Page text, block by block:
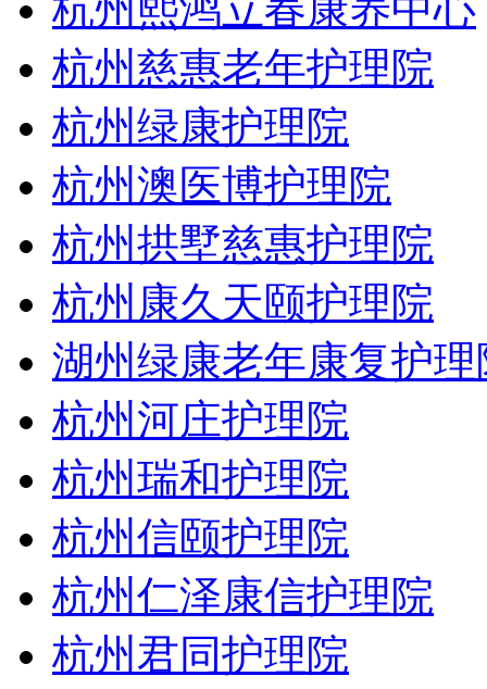
杭州慈惠老年护理院
杭州绿康护理院
杭州澳医博护理院
杭州拱墅慈惠护理院
杭州康久天颐护理院
湖州绿康老年康复护理
杭州河庄护理院
杭州瑞和护理院
杭州信颐护理院
杭州仁泽康信护理院
杭州君同护理院